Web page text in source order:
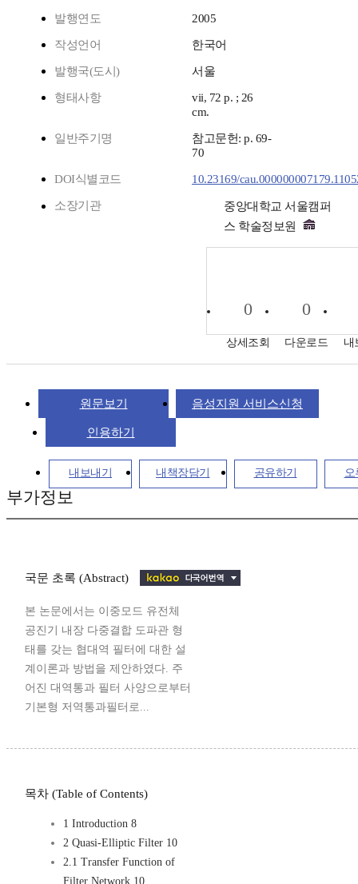
발행연도 2005
작성언어 한국어
발행국(도시) 서울
형태사항
vii, 72 p. ; 26
cm.
일반주기명
참고문헌: p. 69-
70
DOI식별코드 10.23169/
소장기관
중앙대학교 서울캠퍼
스 학술정보원
0
상세조회
0
다운로드 내
원문보기 음성지원 서비스신청
인용하기
내보내기 내책장담기 공유하기 오
부가정보
국문 초록 (Abstract)
본 논문에서는 이중모드 유전체
공진기 내장 다중결합 도파관 형
태를 갖는 협대역 필터에 대한 설
계이론과 방법을 제안하였다. 주
어진 대역통과 필터 사양으로부터
기본형 저역통과필터로...
목차 (Table of Contents)
1 Introduction 8
2 Quasi-Elliptic Filter 10
2.1 Transfer Function of
Filter Network 10